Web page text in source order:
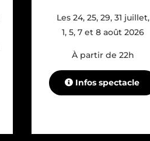
Les 24, 25, 29, 31 juillet,
1, 5, 7 et 8 août 2026
À partir de 22h
Infos spectacle